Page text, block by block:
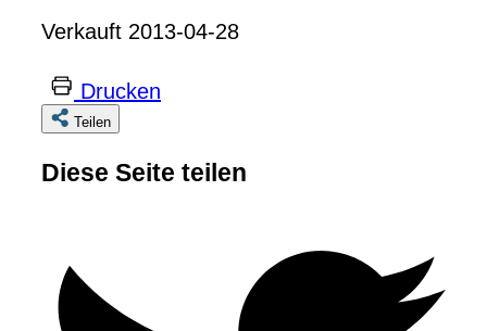
Verkauft 2013-04-28
Drucken
Teilen
Diese Seite teilen